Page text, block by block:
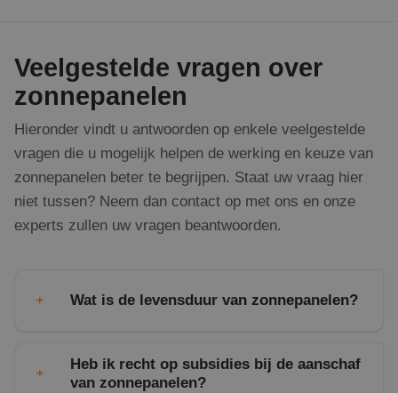
Veelgestelde vragen over
zonnepanelen
Hieronder vindt u antwoorden op enkele veelgestelde
vragen die u mogelijk helpen de werking en keuze van
zonnepanelen beter te begrijpen. Staat uw vraag hier
niet tussen? Neem dan contact op met ons en onze
experts zullen uw vragen beantwoorden.
Wat is de levensduur van zonnepanelen?
Heb ik recht op subsidies bij de aanschaf
van zonnepanelen?